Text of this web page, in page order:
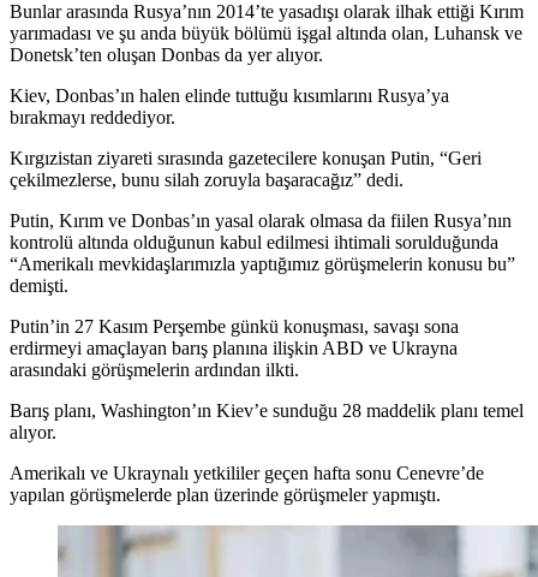
Bunlar arasında Rusya’nın 2014’te yasadışı olarak ilhak ettiği Kırım
yarımadası ve şu anda büyük bölümü işgal altında olan, Luhansk ve
Donetsk’ten oluşan Donbas da yer alıyor.
Kiev, Donbas’ın halen elinde tuttuğu kısımlarını Rusya’ya
bırakmayı reddediyor.
Kırgızistan ziyareti sırasında gazetecilere konuşan Putin, “Geri
çekilmezlerse, bunu silah zoruyla başaracağız” dedi.
Putin, Kırım ve Donbas’ın yasal olarak olmasa da fiilen Rusya’nın
kontrolü altında olduğunun kabul edilmesi ihtimali sorulduğunda
“Amerikalı mevkidaşlarımızla yaptığımız görüşmelerin konusu bu”
demişti.
Putin’in 27 Kasım Perşembe günkü konuşması, savaşı sona
erdirmeyi amaçlayan barış planına ilişkin ABD ve Ukrayna
arasındaki görüşmelerin ardından ilkti.
Barış planı, Washington’ın Kiev’e sunduğu 28 maddelik planı temel
alıyor.
Amerikalı ve Ukraynalı yetkililer geçen hafta sonu Cenevre’de
yapılan görüşmelerde plan üzerinde görüşmeler yapmıştı.